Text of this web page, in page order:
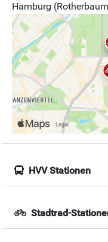
Hamburg
HVV Stationen
Stadtrad-